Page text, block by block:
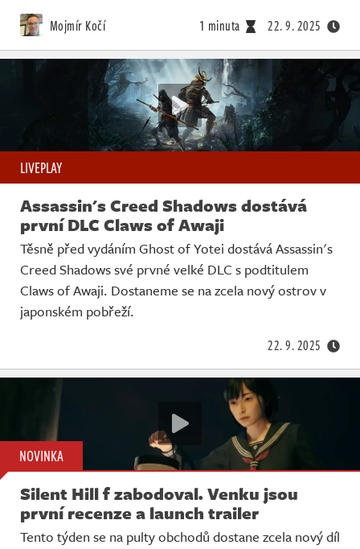
Mojmír Kočí 1 minuta 22. 9. 2025
LIVEPLAY
Assassin's Creed Shadows dostává
první DLC Claws of Awaji
Těsně před vydáním Ghost of Yotei dostává Assassin's
Creed Shadows své prvné velké DLC s podtitulem
Claws of Awaji. Dostaneme se na zcela nový ostrov v
japonském pobřeží.
22. 9. 2025
NOVINKA
Silent Hill f zabodoval. Venku jsou
první recenze a launch trailer
Tento týden se na pulty obchodů dostane zcela nový díl